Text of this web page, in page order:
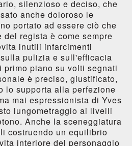
silenzioso e deciso, che
anche doloroso le
portato ad essere ciò che
regista è come sempre
inutili infarcimenti
pulizia e sull'efficacia
piano su volti segnati
è preciso, giustificato,
lo supporta alla perfezione
mai espressionista di Yves
lungometraggio ai livelli
Anche la sceneggiatura
costruendo un equilibrio
interiore del personaggio